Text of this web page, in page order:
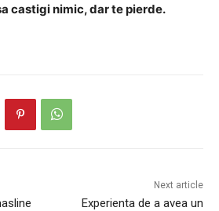
castigi nimic, dar te pierde.
Next article
Experienta de a avea un